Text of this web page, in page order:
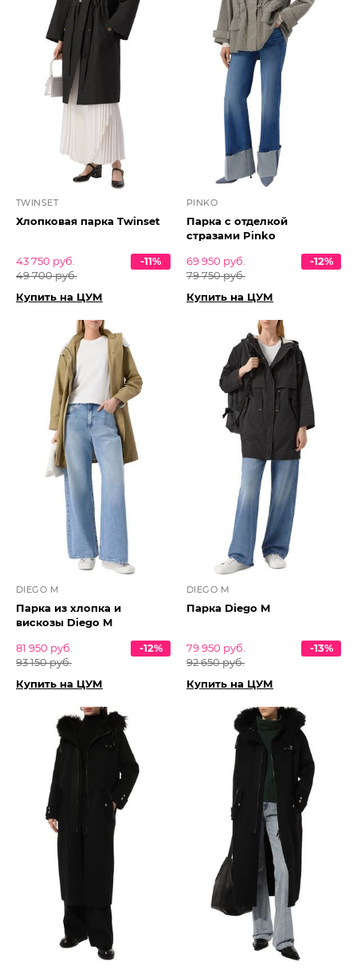
TWINSET
Хлопковая парка Twinset
43 750 руб.
49 700 руб.
-11%
Купить на ЦУМ
PINKO
Парка с отделкой
стразами Pinko
69 950 руб.
79 750 руб.
-12%
Купить на ЦУМ
DIEGO M
Парка из хлопка и
вискозы Diego M
81 950 руб.
93 150 руб.
-12%
Купить на ЦУМ
DIEGO M
Парка Diego M
79 950 руб.
92 650 руб.
-13%
Купить на ЦУМ